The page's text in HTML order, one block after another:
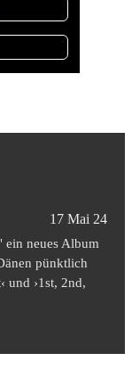
17 Mai 24
ein neues Album
pünktlich
und ›1st, 2nd,